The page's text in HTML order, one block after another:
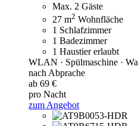
Max. 2 Gäste
27 m2 Wohnfläche
1 Schlafzimmer
1 Badezimmer
1 Haustier erlaubt
WLAN · Spülmaschine ·
nach Abprache
ab 69 €
pro Nacht
zum Angebot